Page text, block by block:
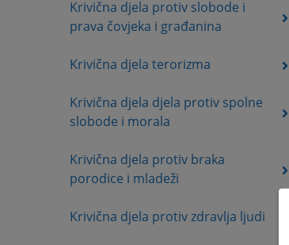
Krivična djela protiv slobode i
prava čovjeka i građanina
Krivična djela terorizma
Krivična djela djela protiv spolne
slobode i morala
Krivična djela protiv braka
porodice i mladeži
Krivična djela protiv zdravlja ljudi